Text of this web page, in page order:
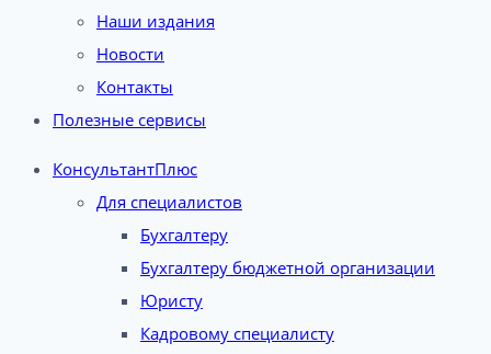
Наши издания
Новости
Контакты
Полезные сервисы
КонсультантПлюс
Для специалистов
Бухгалтеру
Бухгалтеру бюджетной организации
Юристу
Кадровому специалисту